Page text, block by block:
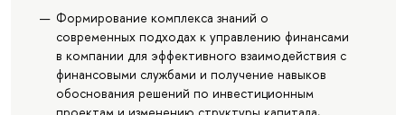
Формирование комплекса знаний о
современных подходах к управлению финансами
в компании для эффективного взаимодействия с
финансовыми службами и получение навыков
обоснования решений по инвестиционным
проектам и изменению структуры капитала,